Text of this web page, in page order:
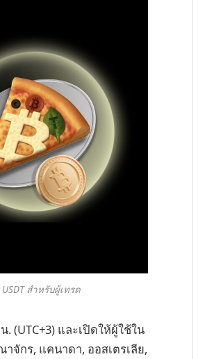
สำหรับผู้เทรด
. (UTC+3) และเปิดให้ผู้ใช้ใน
จักร, แคนาดา, ออสเตรเลีย,